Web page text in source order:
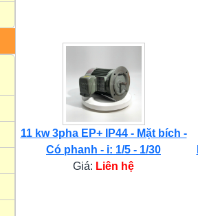
11 kw 3pha EP+ IP44 - Mặt bích -
Có phanh - i: 1/5 - 1/30
Giá: Liên hệ